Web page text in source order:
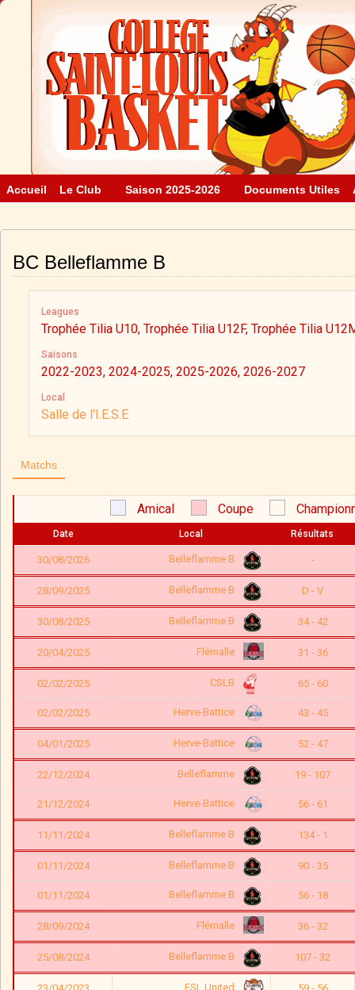
Accueil Le Club Saison 2025-2026 Documents Utiles
BC Belleflamme B
Leagues
Trophée Tilia U10, Trophée Tilia U12F, Trophée Tilia
Saisons
2022-2023, 2024-2025, 2025-2026, 2026-2027
Local
Salle de l'I.E.S.E
Matchs
Amical Coupe
Date Local Résultats
30/08/2026 Belleflamme B -
28/09/2025 Belleflamme B D - V
30/08/2025 Belleflamme B 34 - 42
20/04/2025 Flémalle 31 - 36
02/02/2025 CSLB 65 - 60
02/02/2025 Herve-Battice 43 - 45
04/01/2025 Herve-Battice 52 - 47
22/12/2024 Belleflamme 19 - 107
21/12/2024 Herve-Battice 56 - 61
11/11/2024 Belleflamme B 134 - 1
01/11/2024 Belleflamme B 90 - 35
01/11/2024 Belleflamme B 56 - 18
28/09/2024 Flémalle 36 - 32
25/08/2024 Belleflamme B 107 - 32
ESL United